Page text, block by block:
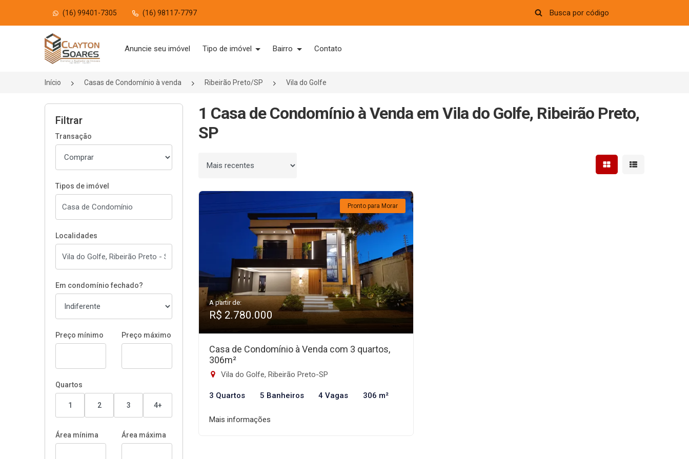
(16) 99401-7305 (16) 98117-7797
Página inicial
Anuncie seu imóvel Tipo de imóvel Bairro Contato
Início Casas de Condomínio à venda Ribeirão Preto/SP Vila do Golfe
Filtrar
Transação
Tipos de imóvel
Localidades
Em condomínio fechado?
Preço mínimo Preço máximo
Quartos
1 2 3 4+
Área mínima Área máxima
1 Casa de Condomínio à Venda em Vila do Golfe, Ribeirão Preto,
SP
Ordenar por Mostrar resultados em
Mostrar
Pronto para Morar
A partir de:
R$ 2.780.000
Casa de Condomínio à Venda com 3 quartos,
306m²
Vila do Golfe, Ribeirão Preto-SP
3 Quartos 5 Banheiros 4 Vagas 306 m²
Mais informações